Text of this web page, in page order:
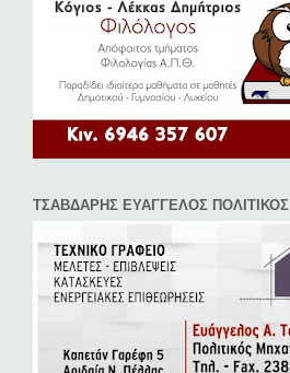
ΤΣΑΒΔΑΡΗΣ ΕΥΑΓΓΕΛΟΣ